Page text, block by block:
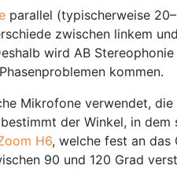
parallel (typischerweise
zwischen linkem
wird AB
kommen.
Mikrofone verwendet,
der Winkel, in
H6, welche fest an das
90 und 120 Grad